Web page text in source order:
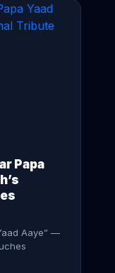
Papa
Aaye” —